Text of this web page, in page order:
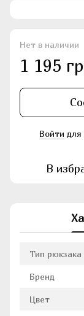
Нет в наличии
1 195
Войти для
В
Тип рюкзака
Бренд
Цвет